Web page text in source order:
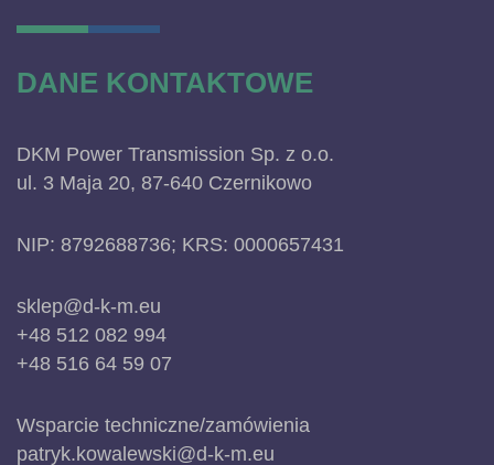
DANE KONTAKTOWE
DKM Power Transmission Sp. z o.o.
ul. 3 Maja 20, 87-640 Czernikowo
NIP: 8792688736; KRS: 0000657431
sklep@d-k-m.eu
+48 512 082 994
+48 516 64 59 07
Wsparcie techniczne/zamówienia
patryk.kowalewski@d-k-m.eu